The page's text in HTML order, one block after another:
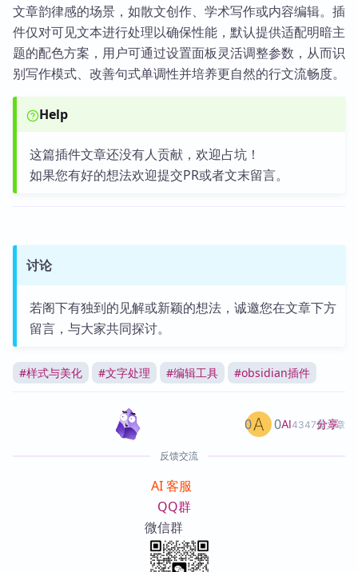
文章韵律感的场景，如散文创作、学术写作或内容编辑。插
件仅对可见文本进行处理以确保性能，默认提供适配明暗主
题的配色方案，用户可通过设置面板灵活调整参数，从而识
别写作模式、改善句式单调性并培养更自然的行文流畅度。
Help
这篇插件文章还没有人贡献，欢迎占坑！
如果您有好的想法欢迎提交PR或者文末留言。
讨论
若阁下有独到的见解或新颖的想法，诚邀您在文章下方
留言，与大家共同探讨。
#样式与美化 #文字处理 #编辑工具 #obsidian插件
AI4347篇文章
0 0 分享
反馈交流
AI 客服
QQ群
微信群